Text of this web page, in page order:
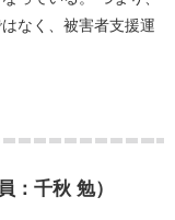
なく、被害者支援運
：千秋 勉）